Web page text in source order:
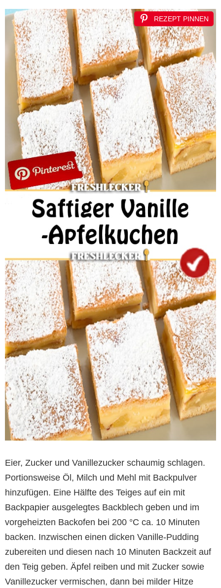
REZEPT PINNEN
Eier, Zucker und Vanillezucker schaumig schlagen.
Portionsweise Öl, Milch und Mehl mit Backpulver
hinzufügen. Eine Hälfte des Teiges auf ein mit
Backpapier ausgelegtes Backblech geben und im
vorgeheizten Backofen bei 200 °C ca. 10 Minuten
backen. Inzwischen einen dicken Vanille-Pudding
zubereiten und diesen nach 10 Minuten Backzeit auf
den Teig geben. Äpfel reiben und mit Zucker sowie
Vanillezucker vermischen, dann bei milder Hitze